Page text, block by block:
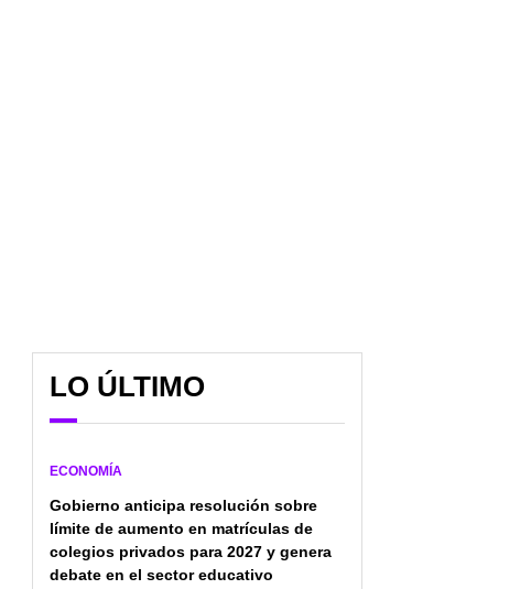
LO ÚLTIMO
ECONOMÍA
Gobierno anticipa resolución sobre
límite de aumento en matrículas de
colegios privados para 2027 y genera
debate en el sector educativo